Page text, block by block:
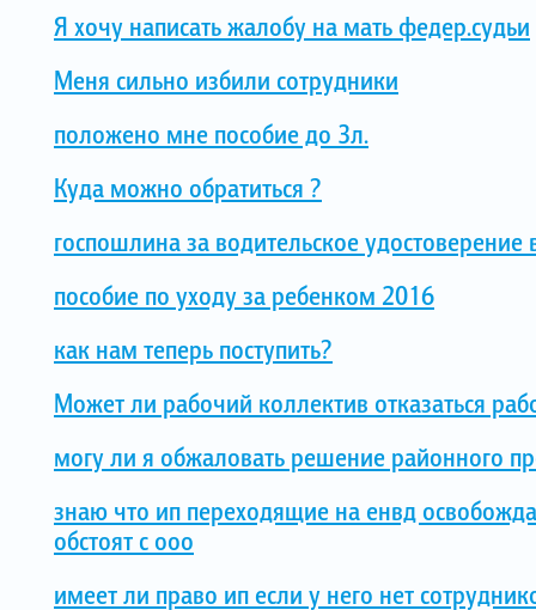
Я хочу написать жалобу на мать федер.судьи
Меня сильно избили сотрудники
положено мне пособие до 3л.
Куда можно обратиться ?
госпошлина за водительское удостоверение
пособие по уходу за ребенком 2016
как нам теперь поступить?
Может ли рабочий коллектив отказаться
могу ли я обжаловать решение районного
знаю что ип переходящие на енвд
обстоят с ооо
имеет ли право ип если у него нет